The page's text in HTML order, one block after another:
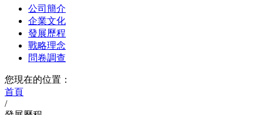
公司簡介
企業文化
發展歷程
戰略理念
問卷調查
您現在的位置：
首頁
/